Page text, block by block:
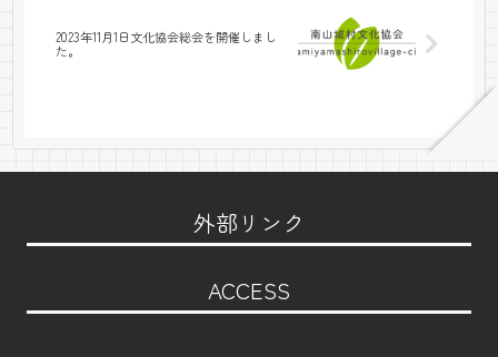
2023年11月1日文化協会総会を開催しまし
た。
外部リンク
ACCESS